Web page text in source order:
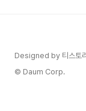
Designed by 티스토리
© Daum Corp.